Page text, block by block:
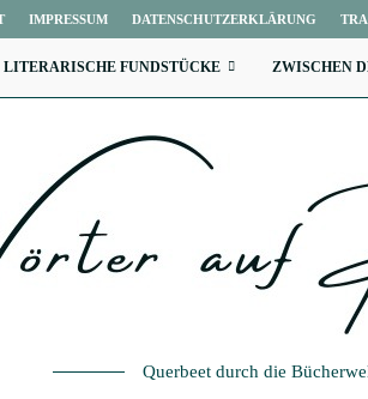
IMPRESSUM DATENSCHUTZERKLÄRUNG
LITERARISCHE FUNDSTÜCKE ZWISCHEN
Querbeet durch die